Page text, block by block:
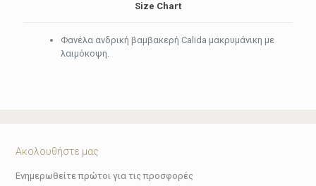
Size Chart
Φανέλα ανδρική βαμβακερή Calida μακρυμάνικη με
λαιμόκοψη.
Ακολουθήστε μας
Ενημερωθείτε πρώτοι για τις προσφορές